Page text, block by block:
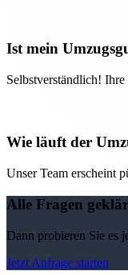
Ist mein
Selbstverständlich!
Wie läuft der
Unser Team erscheint
Alle Fragen
Dann probieren Sie es
Jetzt Anfrage starten